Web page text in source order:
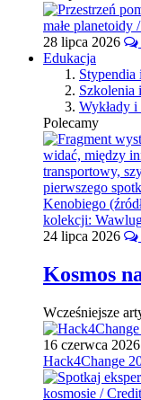
28 lipca 2026
Edukacja
Szkolenia
Wykłady i
Polecamy
24 lipca 2026
Kosmos
Wcześniejsze
16 czerwca 2026
Hack4Change